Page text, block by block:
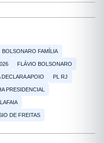
BOLSONARO FAMÍLIA
FLÁVIO BOLSONARO
DECLARA APOIO PL RJ
PRESIDENCIAL
DE FREITAS